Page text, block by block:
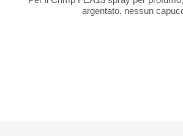
argentato, nessun